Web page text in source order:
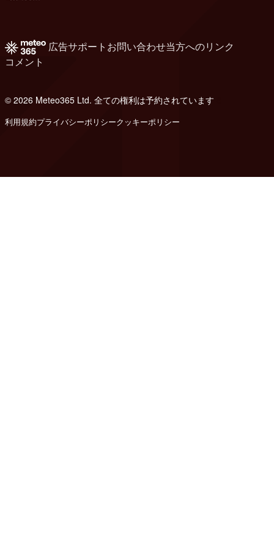
広告サポート お問い合わせ当方へのリンク
コメント
© 2026 Meteo365 Ltd. 全ての権利は予約されています
利用規約プライバシーポリシークッキーポリシー